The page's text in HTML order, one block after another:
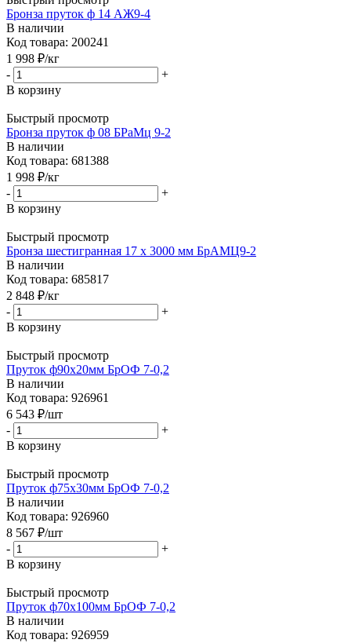
Бронза пруток ф 14 АЖ9-4
В наличии
Код товара: 200241
1 998 ₽/кг
-
+
В корзину
Быстрый просмотр
Бронза пруток ф 08 БРаМц 9-2
В наличии
Код товара: 681388
1 998 ₽/кг
-
+
В корзину
Быстрый просмотр
Бронза шестигранная 17 х 3000 мм БрАМЦ9-2
В наличии
Код товара: 685817
2 848 ₽/кг
-
+
В корзину
Быстрый просмотр
Пруток ф90х20мм БрОФ 7-0,2
В наличии
Код товара: 926961
6 543 ₽/шт
-
+
В корзину
Быстрый просмотр
Пруток ф75х30мм БрОФ 7-0,2
В наличии
Код товара: 926960
8 567 ₽/шт
-
+
В корзину
Быстрый просмотр
Пруток ф70х100мм БрОФ 7-0,2
В наличии
Код товара: 926959